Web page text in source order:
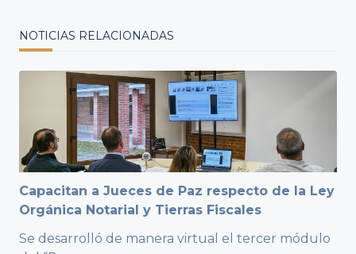
NOTICIAS RELACIONADAS
Capacitan a Jueces de Paz respecto de la Ley
Orgánica Notarial y Tierras Fiscales
Se desarrolló de manera virtual el tercer módulo